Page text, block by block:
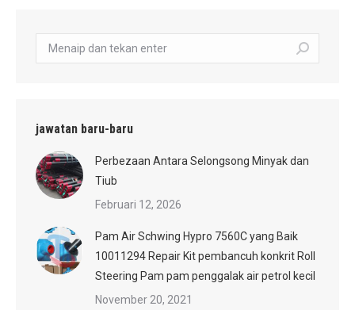
carian:
jawatan baru-baru
Perbezaan Antara Selongsong Minyak dan
Tiub
Februari 12, 2026
Pam Air Schwing Hypro 7560C yang Baik
10011294 Repair Kit pembancuh konkrit Roll
Steering Pam pam penggalak air petrol kecil
November 20, 2021